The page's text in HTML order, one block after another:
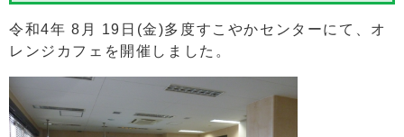
令和4年 8月 19日(金)多度すこやかセンターにて、オ
レンジカフェを開催しました。